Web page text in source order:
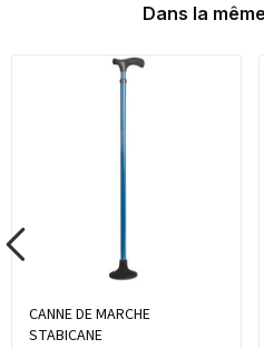
Dans la
CANNE DE MARCHE
STABICANE